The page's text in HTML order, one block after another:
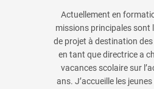
Actuellement en
missions principales sont
de projet à destination
en tant que directrice a
vacances scolaire sur
ans. J’accueille les